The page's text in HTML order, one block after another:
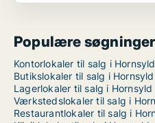
Populære søgninger
Kontorlokaler til salg i Hornsyld
Butikslokaler til salg i Hornsyld
Lagerlokaler til salg i Hornsyld
Værkstedslokaler til salg i
Restaurantlokaler til salg i